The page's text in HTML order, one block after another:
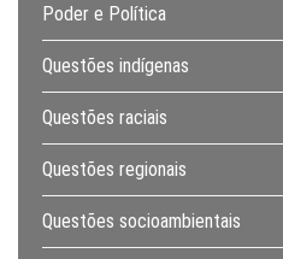
Poder e Política
Questões indígenas
Questões raciais
Questões regionais
Questões socioambientais